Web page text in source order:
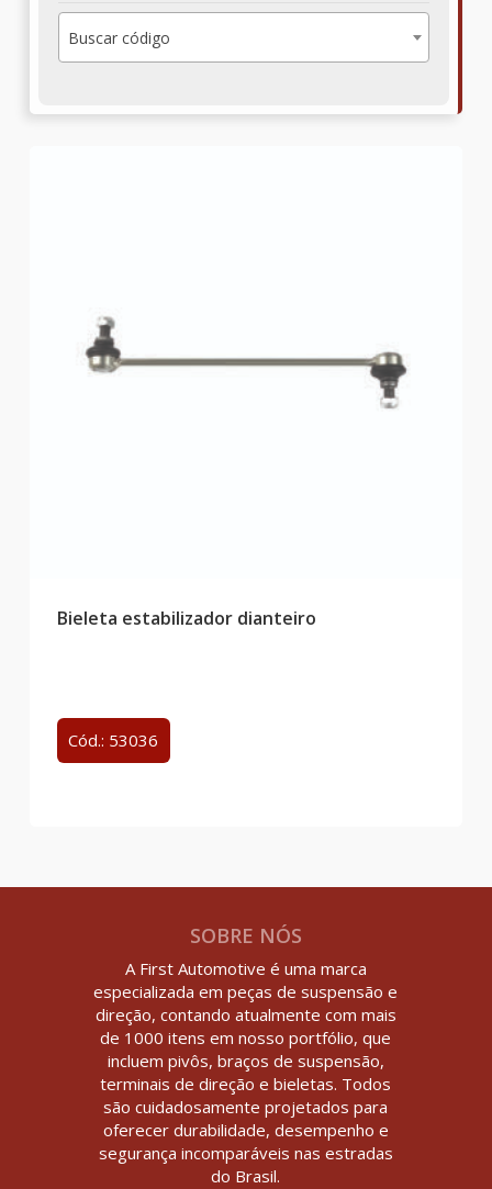
Buscar código
Bieleta estabilizador dianteiro
Cód.: 53036
SOBRE NÓS
A First Automotive é uma marca
especializada em peças de suspensão e
direção, contando atualmente com mais
de 1000 itens em nosso portfólio, que
incluem pivôs, braços de suspensão,
terminais de direção e bieletas. Todos
são cuidadosamente projetados para
oferecer durabilidade, desempenho e
segurança incomparáveis nas estradas
do Brasil.